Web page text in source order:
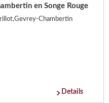
en Songe Rouge
Chambertin
Details